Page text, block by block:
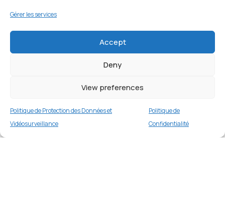
Gérer les services
Accept
Deny
View preferences
Politique de Protection des Données et
Vidéosurveillance
Politique de
Confidentialité